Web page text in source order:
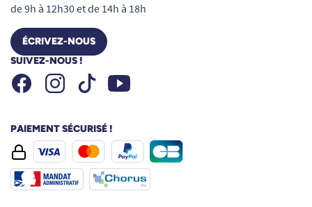
de 9h à 12h30 et de 14h à 18h
ÉCRIVEZ-NOUS
SUIVEZ-NOUS !
FacebookInstagramTiktok Youtube
PAIEMENT SÉCURISÉ !